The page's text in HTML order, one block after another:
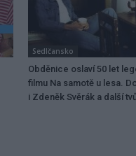
Sedlčansko
Obděnice oslaví 50 let
filmu Na samotě u lesa.
i Zdeněk Svěrák a další